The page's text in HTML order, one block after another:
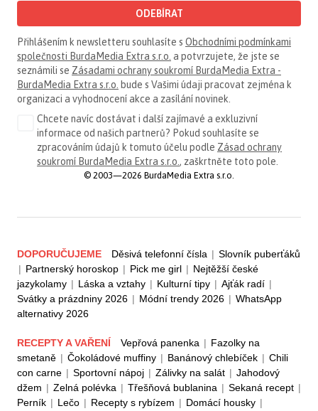
ODEBÍRAT
Přihlášením k newsletteru souhlasíte s Obchodními podmínkami
společnosti BurdaMedia Extra s.r.o. a potvrzujete, že jste se
seznámili se Zásadami ochrany soukromí BurdaMedia Extra -
BurdaMedia Extra s.r.o. bude s Vašimi údaji pracovat zejména k
organizaci a vyhodnocení akce a zasílání novinek.
Chcete navíc dostávat i další zajímavé a exkluzivní
informace od našich partnerů? Pokud souhlasíte se
zpracováním údajů k tomuto účelu podle Zásad ochrany
soukromí BurdaMedia Extra s.r.o., zaškrtněte toto pole.
© 2003—2026 BurdaMedia Extra s.r.o.
DOPORUČUJEME Děsivá telefonní čísla | Slovník puberťáků
| Partnerský horoskop | Pick me girl | Nejtěžší české
jazykolamy | Láska a vztahy | Kulturní tipy | Ajťák radí |
Svátky a prázdniny 2026 | Módní trendy 2026 | WhatsApp
alternativy 2026
RECEPTY A VAŘENÍ Vepřová panenka | Fazolky na
smetaně | Čokoládové muffiny | Banánový chlebíček | Chili
con carne | Sportovní nápoj | Zálivky na salát | Jahodový
džem | Zelná polévka | Třešňová bublanina | Sekaná recept |
Perník | Lečo | Recepty s rybízem | Domácí housky |